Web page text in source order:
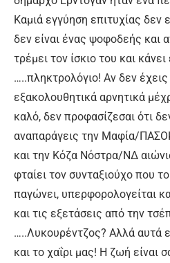
Καμιά εγγύηση επιτυχίας δεν
δεν είναι ένας ψοφοδεής και
τρέμει τον ίσκιο του και
…..πληκτρολόγιο! Αν δεν
εξακολουθητικά αρνητικά
καλό, δεν προφασίζεσαι ότι
αναπαράγεις την Μαφία/
και την Κόζα Νόστρα/ΝΔ
φταίει τον συνταξιούχο που
παγώνει, υπερφορολογείται
και τις εξετάσεις από την
…..Λυκουρέντζος? Αλλά αυτά
και το χαΐρι μας! Η ζωή είναι